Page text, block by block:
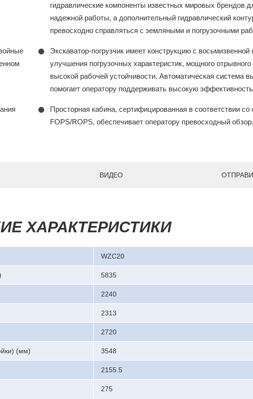
гидравлические компоненты известных мировых брендов
надежной работы, а дополнительный гидравлический
превосходно справляться с земляными и погрузочными
Экскаватор-погрузчик имеет конструкцию с восьмизвенной
улучшения погрузочных характеристик, мощного
высокой рабочей устойчивости. Автоматическая система
помогает оператору поддерживать высокую
Просторная кабина, сертифицированная в соответствии со
FOPS/ROPS, обеспечивает оператору превосходный обзор.
ВИДЕО
ХАРАКТЕРИСТИКИ
WZC20
5835
2240
2313
2720
(мм) 3548
2155.5
275